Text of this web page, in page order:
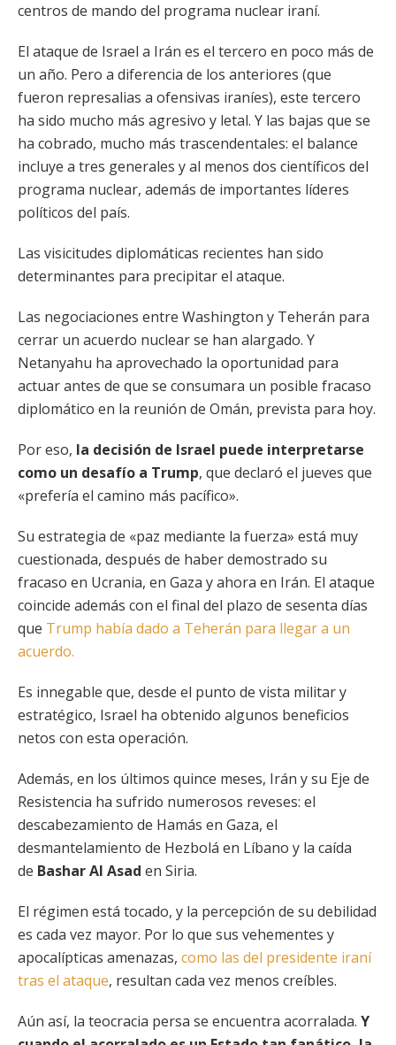
centros de mando del programa nuclear iraní.
El ataque de Israel a Irán es el tercero en poco más de
un año. Pero a diferencia de los anteriores (que
fueron represalias a ofensivas iraníes), este tercero
ha sido mucho más agresivo y letal. Y las bajas que se
ha cobrado, mucho más trascendentales: el balance
incluye a tres generales y al menos dos científicos del
programa nuclear, además de importantes líderes
políticos del país.
Las visicitudes diplomáticas recientes han sido
determinantes para precipitar el ataque.
Las negociaciones entre Washington y Teherán para
cerrar un acuerdo nuclear se han alargado. Y
Netanyahu ha aprovechado la oportunidad para
actuar antes de que se consumara un posible fracaso
diplomático en la reunión de Omán, prevista para hoy.
Por eso, la decisión de Israel puede interpretarse
como un desafío a Trump, que declaró el jueves que
«prefería el camino más pacífico».
Su estrategia de «paz mediante la fuerza» está muy
cuestionada, después de haber demostrado su
fracaso en Ucrania, en Gaza y ahora en Irán. El ataque
coincide además con el final del plazo de sesenta días
que Trump había dado a Teherán para llegar a un
acuerdo.
Es innegable que, desde el punto de vista militar y
estratégico, Israel ha obtenido algunos beneficios
netos con esta operación.
Además, en los últimos quince meses, Irán y su Eje de
Resistencia ha sufrido numerosos reveses: el
descabezamiento de Hamás en Gaza, el
desmantelamiento de Hezbolá en Líbano y la caída
de Bashar Al Asad en Siria.
El régimen está tocado, y la percepción de su debilidad
es cada vez mayor. Por lo que sus vehementes y
apocalípticas amenazas, como las del presidente iraní
tras el ataque, resultan cada vez menos creíbles.
Aún así, la teocracia persa se encuentra acorralada. Y